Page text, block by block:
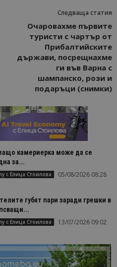
Следваща статия
Очаровахме първите
туристи с чартър от
Прибалтийските
държави, посрещнахме
ги във Варна с
шампанско, рози и
подаръци (снимки)
камериерка може да се
за...
с Елица Стоилова 05/08/2026 08:28
губят пари заради грешки в
с Елица Стоилова 13/07/2026 09:02